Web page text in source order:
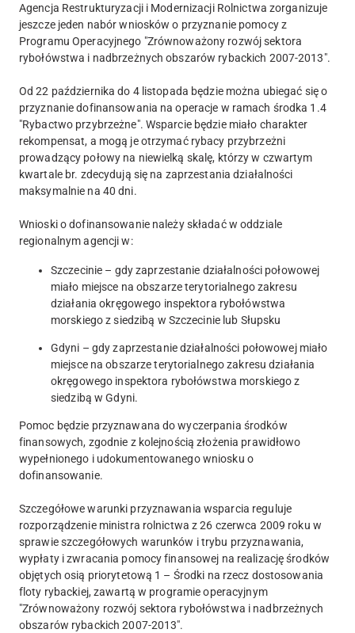
Agencja Restrukturyzacji i Modernizacji Rolnictwa zorganizuje
jeszcze jeden nabór wniosków o przyznanie pomocy z
Programu Operacyjnego "Zrównoważony rozwój sektora
rybołówstwa i nadbrzeżnych obszarów rybackich 2007-2013".
Od 22 października do 4 listopada będzie można ubiegać się o
przyznanie dofinansowania na operacje w ramach środka 1.4
"Rybactwo przybrzeżne". Wsparcie będzie miało charakter
rekompensat, a mogą je otrzymać rybacy przybrzeżni
prowadzący połowy na niewielką skalę, którzy w czwartym
kwartale br. zdecydują się na zaprzestania działalności
maksymalnie na 40 dni.
Wnioski o dofinansowanie należy składać w oddziale
regionalnym agencji w:
Szczecinie – gdy zaprzestanie działalności połowowej
miało miejsce na obszarze terytorialnego zakresu
działania okręgowego inspektora rybołówstwa
morskiego z siedzibą w Szczecinie lub Słupsku
Gdyni – gdy zaprzestanie działalności połowowej miało
miejsce na obszarze terytorialnego zakresu działania
okręgowego inspektora rybołówstwa morskiego z
siedzibą w Gdyni.
Pomoc będzie przyznawana do wyczerpania środków
finansowych, zgodnie z kolejnością złożenia prawidłowo
wypełnionego i udokumentowanego wniosku o
dofinansowanie.
Szczegółowe warunki przyznawania wsparcia reguluje
rozporządzenie ministra rolnictwa z 26 czerwca 2009 roku w
sprawie szczegółowych warunków i trybu przyznawania,
wypłaty i zwracania pomocy finansowej na realizację środków
objętych osią priorytetową 1 – Środki na rzecz dostosowania
floty rybackiej, zawartą w programie operacyjnym
"Zrównoważony rozwój sektora rybołówstwa i nadbrzeżnych
obszarów rybackich 2007-2013".